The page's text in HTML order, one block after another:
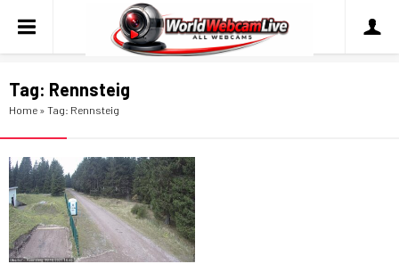
Tag: Rennsteig
Home » Tag: Rennsteig